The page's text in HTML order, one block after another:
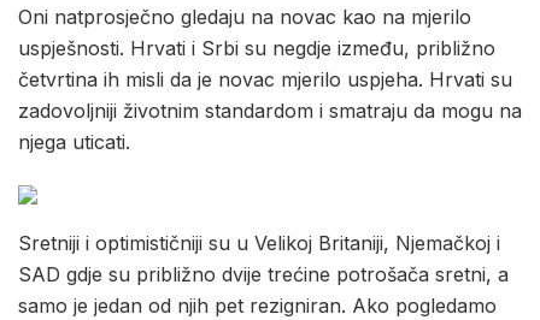
Oni natprosječno gledaju na novac kao na mjerilo
uspješnosti. Hrvati i Srbi su negdje između, približno
četvrtina ih misli da je novac mjerilo uspjeha. Hrvati su
zadovoljniji životnim standardom i smatraju da mogu na
njega uticati.
Sretniji i optimističniji su u Velikoj Britaniji, Njemačkoj i
SAD gdje su približno dvije trećine potrošača sretni, a
samo je jedan od njih pet rezigniran. Ako pogledamo